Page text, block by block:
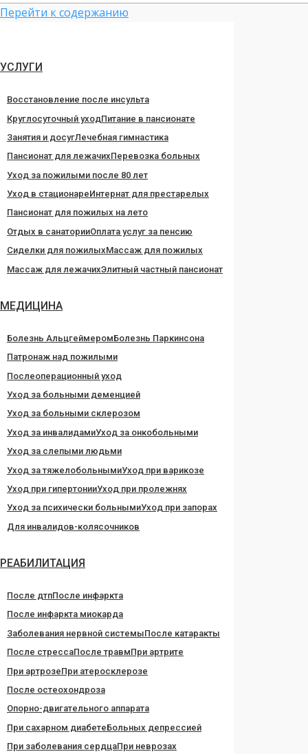
Перейти к содержанию
УСЛУГИ
Восстановление после инсульта
Круглосуточный уходПитание в пансионате
Занятия и досугЛечебная гимнастика
Пансионат для лежачихПеревозка больных
Уход за пожилыми после 80 лет
Уход в стационареИнтернат для престарелых
Пансионат для пожилых на лето
Отдых в санаторииОплата услуг за пенсию
Сиделки для пожилыхМассаж для пожилых
Массаж для лежачихЭлитный частный пансионат
МЕДИЦИНА
Болезнь АльцгеймеромБолезнь Паркинсона
Патронаж над пожилыми
Послеоперационный уход
Уход за больными деменцией
Уход за больными склерозом
Уход за инвалидамиУход за онкобольными
Уход за слепыми людьми
Уход за тяжелобольнымиУход при варикозе
Уход при гипертонииУход при пролежнях
Уход за психически больнымиУход при запорах
Для инвалидов-колясочников
РЕАБИЛИТАЦИЯ
После дтпПосле инфаркта
После инфаркта миокарда
Заболевания нервной системыПосле катаракты
После стрессаПосле травмПри артрите
При артрозеПри атеросклерозе
После остеохондроза
Опорно-двигательного аппарата
При сахарном диабетеБольных депрессией
При заболевания сердцаПри неврозах